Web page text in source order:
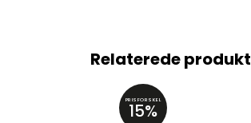
Relaterede
PRISFORSKEL
15%